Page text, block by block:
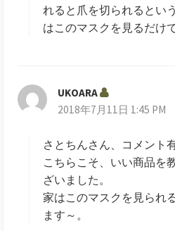
れると爪を切られるとい
はこのマスクを見るだけ
UKOARA
り
2018年7月11日 1:45 PM
さとちんさん、コメント
こちらこそ、いい商品を
ざいました。
家はこのマスクを見られ
ます～。